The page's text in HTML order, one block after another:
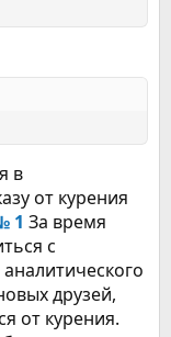
в
от курения
1 За время
с
друзей,
от курения.